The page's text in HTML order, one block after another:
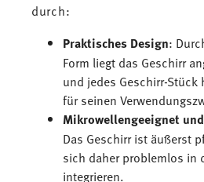
durch:
Praktisches Design:
Form liegt das Geschirr
und jedes Geschirr-Stück
für seinen
Mikrowellengeeignet
Das Geschirr ist äußerst
sich daher problemlos in
integrieren.